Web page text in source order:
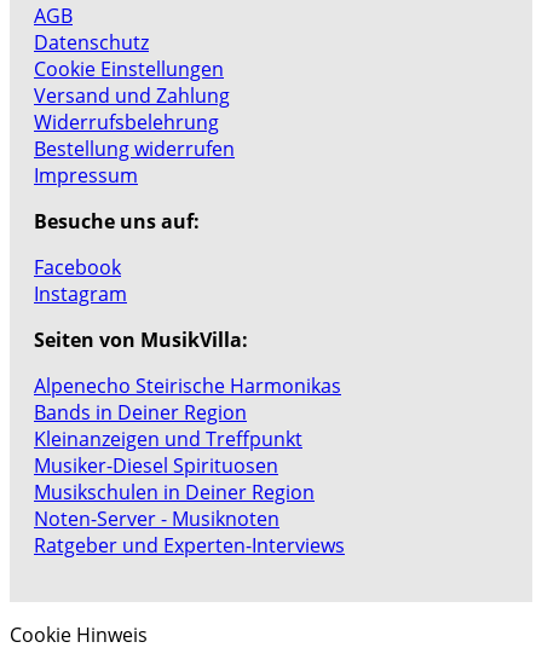
AGB
Datenschutz
Cookie Einstellungen
Versand und Zahlung
Widerrufsbelehrung
Bestellung widerrufen
Impressum
Besuche uns auf:
Facebook
Instagram
Seiten von MusikVilla:
Alpenecho Steirische Harmonikas
Bands in Deiner Region
Kleinanzeigen und Treffpunkt
Musiker-Diesel Spirituosen
Musikschulen in Deiner Region
Noten-Server - Musiknoten
Ratgeber und Experten-Interviews
Cookie Hinweis